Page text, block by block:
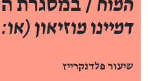
המוח / במסגרת
דמיינו מוזיאון
שיעור פלדנקרייז